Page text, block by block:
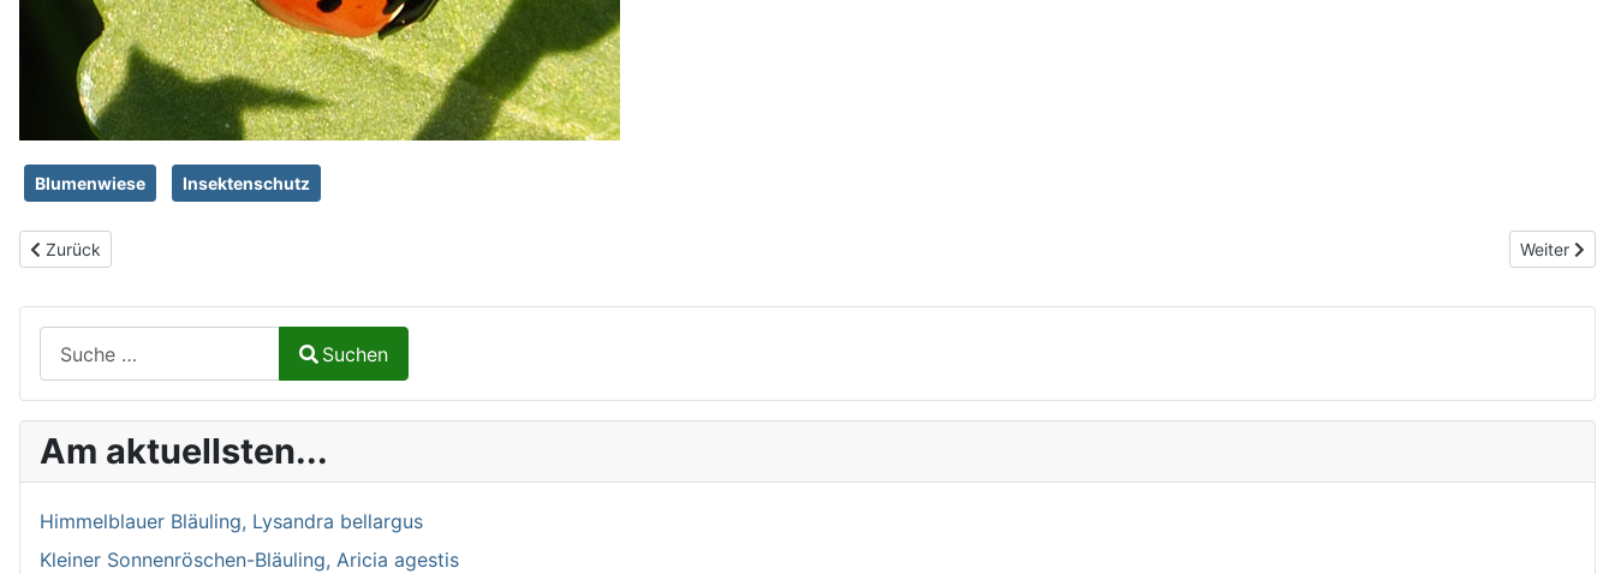
Blumenwiese Insektenschutz
Vorheriger Beitrag: Projekt Blumenwiese 2020_6
Zurück Nächster
Weiter
Type 2 or more characters for results.
Suchen
Am aktuellsten...
Himmelblauer Bläuling, Lysandra bellargus
Kleiner Sonnenröschen-Bläuling, Aricia agestis